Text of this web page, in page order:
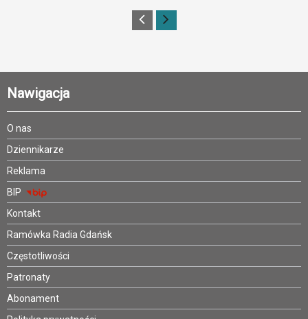
Nawigacja
O nas
Dziennikarze
Reklama
BIP
Kontakt
Ramówka Radia Gdańsk
Częstotliwości
Patronaty
Abonament